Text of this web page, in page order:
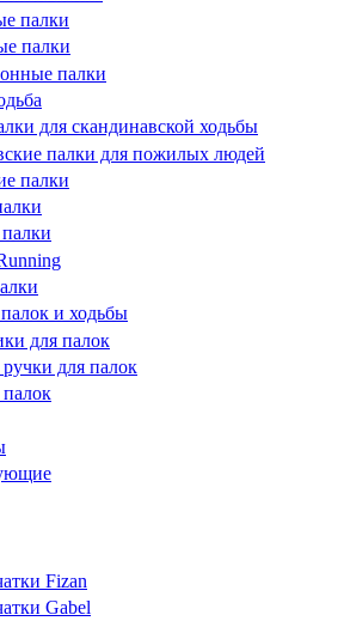
палки
палки
палки
для скандинавской ходьбы
палки для пожилых людей
палки
и ходьбы
для палок
для палок
Fizan
Gabel